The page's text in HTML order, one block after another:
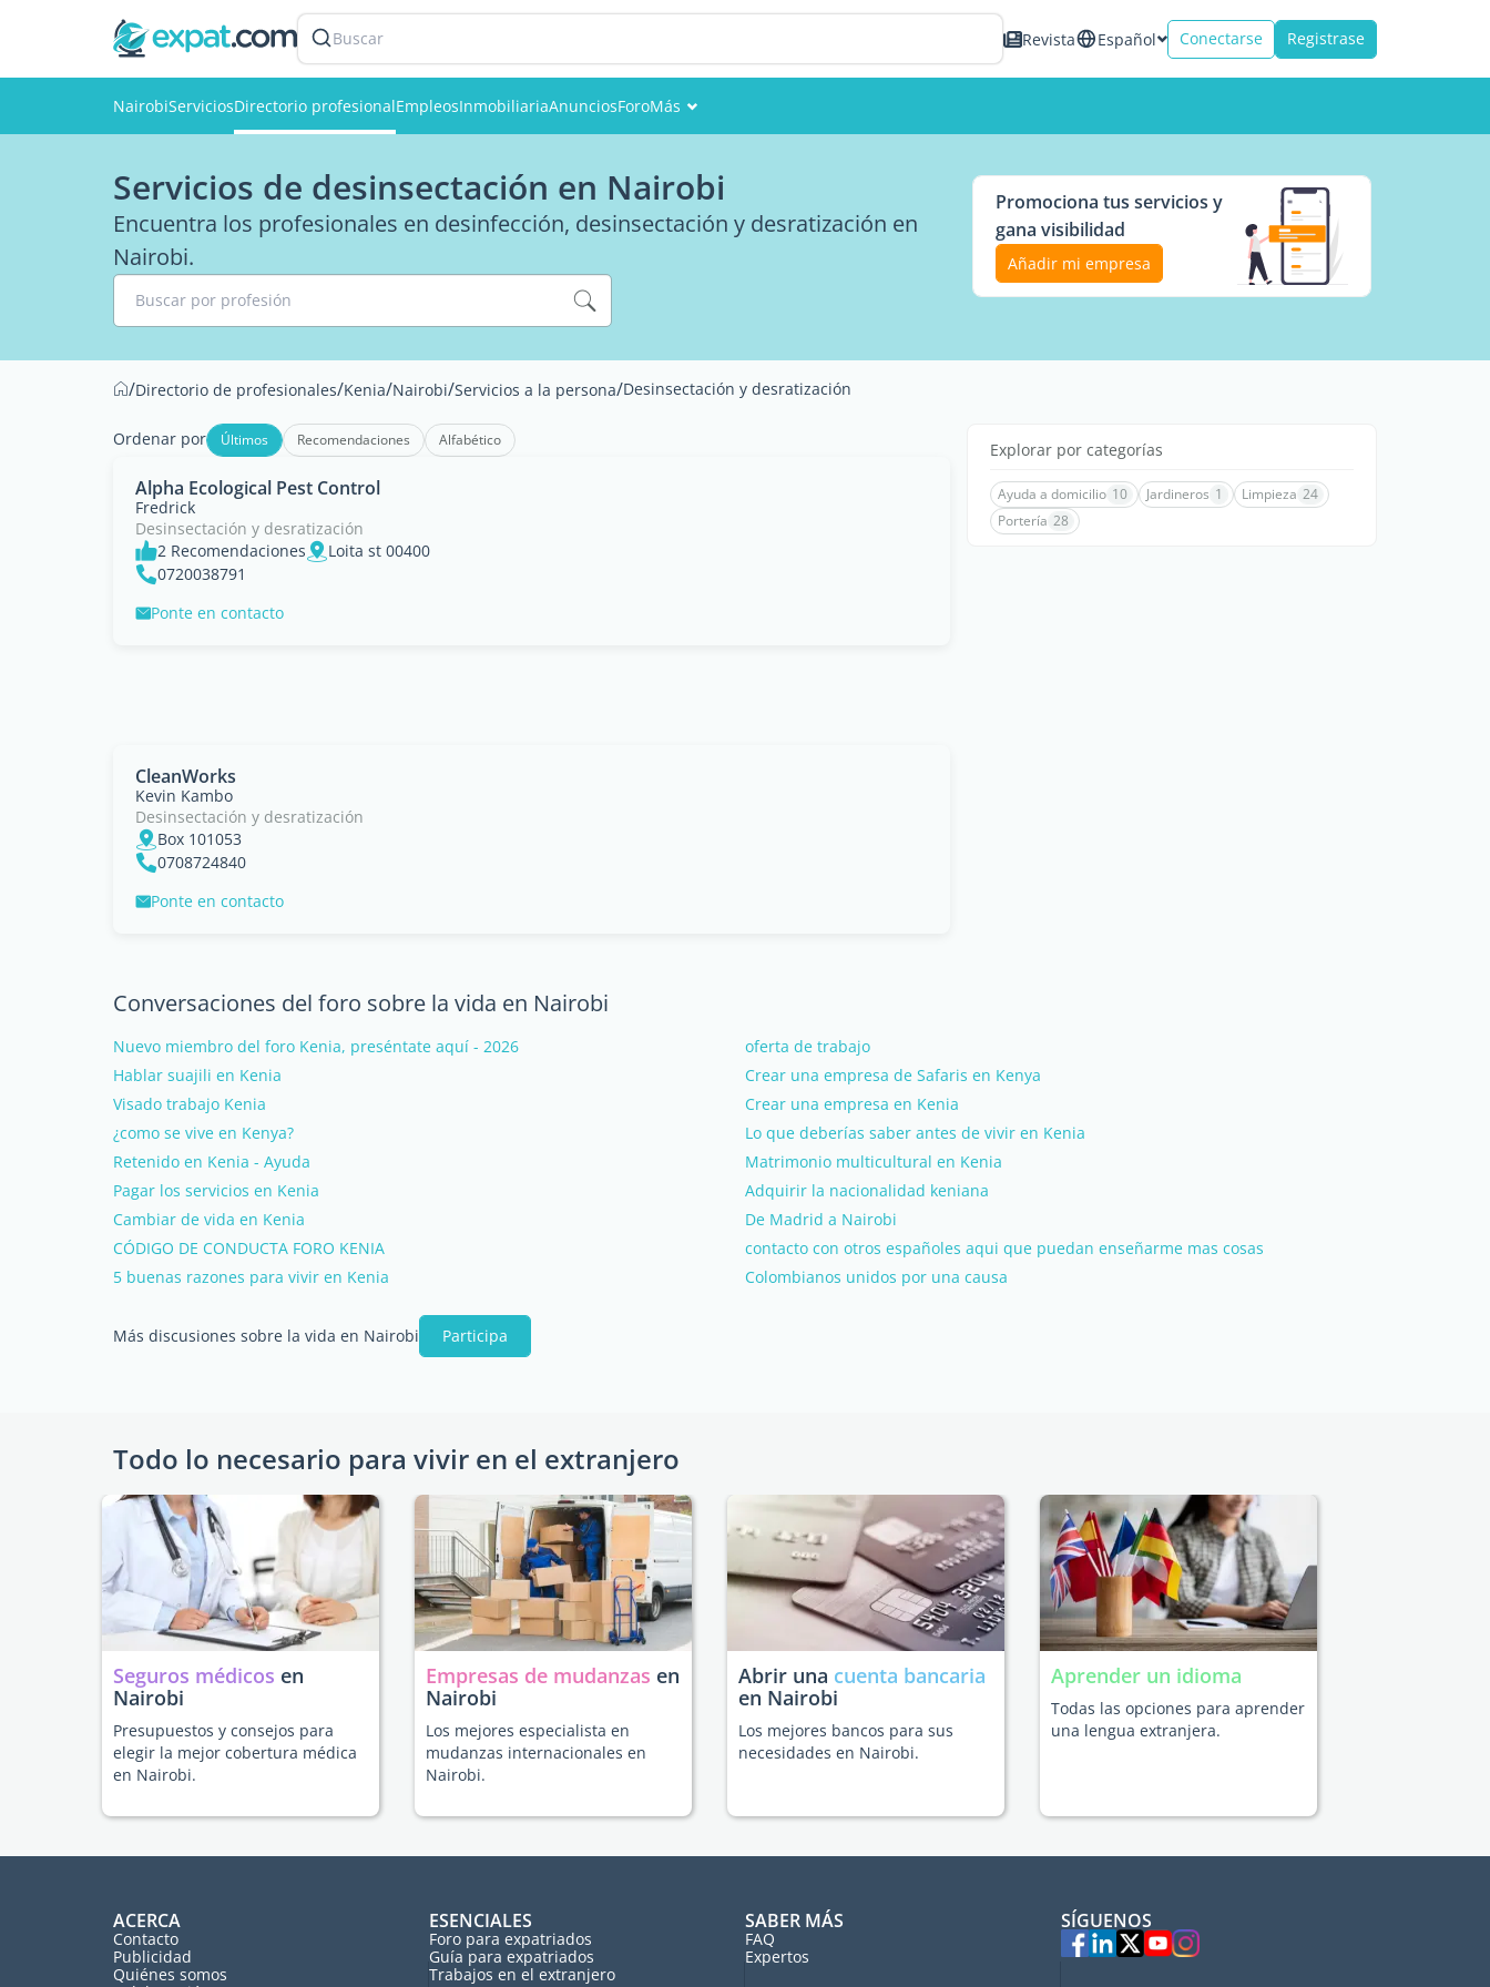
Buscar Revista Español Conectarse Registrase
NairobiServiciosDirectorio profesionalEmpleosInmobiliariaAnunciosForoMás
Miembros
Servicios de desinsectación en Nairobi
Encuentra los profesionales en desinfección, desinsectación y desratización en
Nairobi.
Buscar por profesión
Promociona tus servicios y
gana visibilidad
Añadir mi empresa
/Directorio de profesionales/Kenia/Nairobi/Servicios a la persona/Desinsectación y desratización
Ordenar por Últimos Recomendaciones Alfabético
Alpha Ecological Pest Control
Fredrick
Desinsectación y desratización
2 Recomendaciones
Loita st 00400
0720038791
Ponte en contacto
CleanWorks
Kevin Kambo
Desinsectación y desratización
Box 101053
0708724840
Ponte en contacto
Explorar por categorías
Ayuda a domicilio 10 Jardineros 1 Limpieza 24
Portería 28
Conversaciones del foro sobre la vida en Nairobi
Nuevo miembro del foro Kenia, preséntate aquí - 2026
oferta de trabajo
Hablar suajili en Kenia
Crear una empresa de Safaris en Kenya
Visado trabajo Kenia
Crear una empresa en Kenia
¿como se vive en Kenya?
Lo que deberías saber antes de vivir en Kenia
Retenido en Kenia - Ayuda
Matrimonio multicultural en Kenia
Pagar los servicios en Kenia
Adquirir la nacionalidad keniana
Cambiar de vida en Kenia
De Madrid a Nairobi
CÓDIGO DE CONDUCTA FORO KENIA
contacto con otros españoles aqui que puedan enseñarme mas cosas
5 buenas razones para vivir en Kenia
Colombianos unidos por una causa
Más discusiones sobre la vida en Nairobi Participa
Todo lo necesario para vivir en el extranjero
Seguros médicos en
Nairobi
Presupuestos y consejos para
elegir la mejor cobertura médica
en Nairobi.
Empresas de mudanzas en
Nairobi
Los mejores especialista en
mudanzas internacionales en
Nairobi.
Abrir una cuenta bancaria
en Nairobi
Los mejores bancos para sus
necesidades en Nairobi.
Aprender un idioma
Todas las opciones para aprender
una lengua extranjera.
ACERCA
Contacto
Publicidad
Quiénes somos
ESENCIALES
Foro para expatriados
Guía para expatriados
Trabajos en el extranjero
SABER MÁS
FAQ
Expertos
SÍGUENOS